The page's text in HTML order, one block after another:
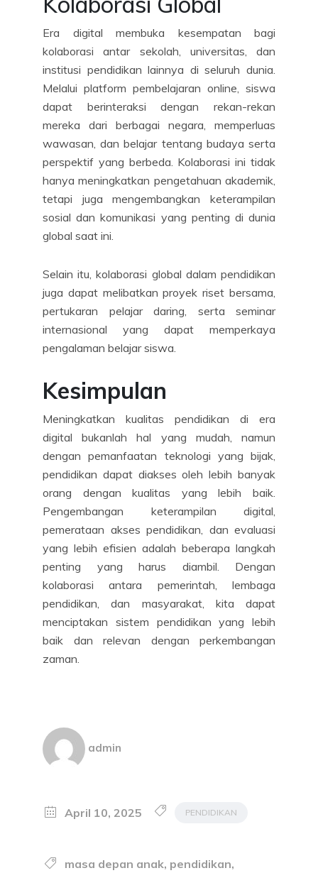
Era digital membuka kesempatan bagi
kolaborasi antar sekolah, universitas, dan
institusi pendidikan lainnya di seluruh dunia.
Melalui platform pembelajaran online, siswa
dapat berinteraksi dengan rekan-rekan
mereka dari berbagai negara, memperluas
wawasan, dan belajar tentang budaya serta
perspektif yang berbeda. Kolaborasi ini tidak
hanya meningkatkan pengetahuan akademik,
tetapi juga mengembangkan keterampilan
sosial dan komunikasi yang penting di dunia
global saat ini.
Selain itu, kolaborasi global dalam pendidikan
juga dapat melibatkan proyek riset bersama,
pertukaran pelajar daring, serta seminar
internasional yang dapat memperkaya
pengalaman belajar siswa.
Kesimpulan
Meningkatkan kualitas pendidikan di era
digital bukanlah hal yang mudah, namun
dengan pemanfaatan teknologi yang bijak,
pendidikan dapat diakses oleh lebih banyak
orang dengan kualitas yang lebih baik.
Pengembangan keterampilan digital,
pemerataan akses pendidikan, dan evaluasi
yang lebih efisien adalah beberapa langkah
penting yang harus diambil. Dengan
kolaborasi antara pemerintah, lembaga
pendidikan, dan masyarakat, kita dapat
menciptakan sistem pendidikan yang lebih
baik dan relevan dengan perkembangan
zaman.
admin
April 10, 2025 PENDIDIKAN
masa depan anak, pendidikan,